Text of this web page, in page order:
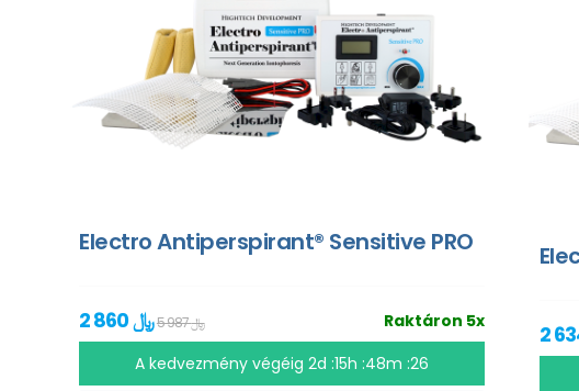
Electro Antiperspirant® Sensitive PRO
Raktáron 5x 2 860 ﷼ 5 987 ﷼
A kedvezmény végéig2d :15h :48m :25